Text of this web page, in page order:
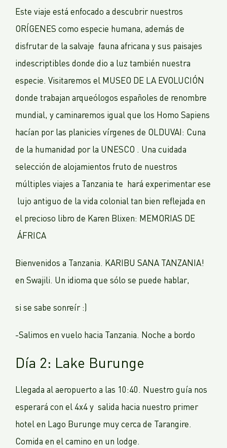
Este viaje está enfocado a descubrir nuestros
ORÍGENES como especie humana, además de
disfrutar de la salvaje fauna africana y sus paisajes
indescriptibles donde dio a luz también nuestra
especie. Visitaremos el MUSEO DE LA EVOLUCIÓN
donde trabajan arqueólogos españoles de renombre
mundial, y caminaremos igual que los Homo Sapiens
hacían por las planicies vírgenes de OLDUVAI: Cuna
de la humanidad por la UNESCO . Una cuidada
selección de alojamientos fruto de nuestros
múltiples viajes a Tanzania te hará experimentar ese
lujo antiguo de la vida colonial tan bien reflejada en
el precioso libro de Karen Blixen: MEMORIAS DE
ÁFRICA
Bienvenidos a Tanzania. KARIBU SANA TANZANIA!
en Swajili. Un idioma que sólo se puede hablar,
si se sabe sonreír :)
-Salimos en vuelo hacia Tanzania. Noche a bordo
Día 2: Lake Burunge
Llegada al aeropuerto a las 10:40. Nuestro guía nos
esperará con el 4x4 y salida hacia nuestro primer
hotel en Lago Burunge muy cerca de Tarangire.
Comida en el camino en un lodge.